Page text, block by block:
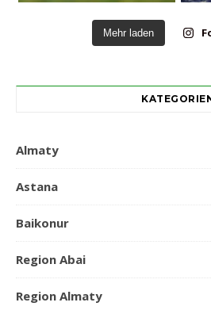
Mehr laden
Almaty
Astana
Baikonur
Region Abai
Region Almaty